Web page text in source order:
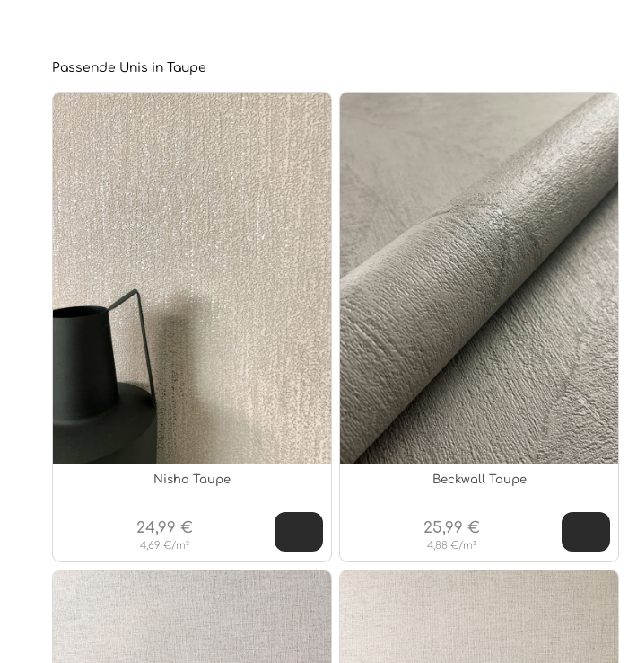
Passende Unis in Taupe
Nisha Taupe
4,69 €/m²
24,99 €
Beckwall Taupe
4,88 €/m²
25,99 €